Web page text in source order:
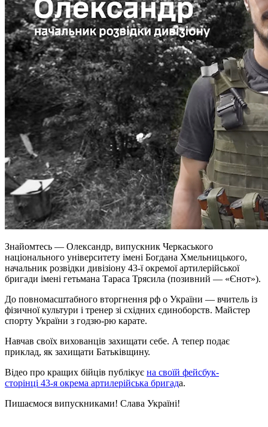
Знайомтесь — Олександр, випускник Черкаського
національного університету імені Богдана Хмельницького,
начальник розвідки дивізіону 43-ї окремої артилерійської
бригади імені гетьмана Тараса Трясила (позивний — «Єнот»).
До повномасштабного вторгнення рф о України — вчитель із
фізичної культури і тренер зі східних єдиноборств. Майстер
спорту України з годзю-рю карате.
Навчав своїх вихованців захищати себе. А тепер подає
приклад, як захищати Батьківщину.
Відео про кращих бійців публікує на своїй фейсбук-
сторінці 43-я окрема артилерійська бригада.
Пишаємося випускниками! Слава Україні!